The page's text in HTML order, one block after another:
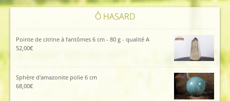
Ô HASARD
Pointe de citrine à fantômes 6 cm - 80 g - qualité A
52,00€
Sphère d'amazonite polie 6 cm
68,00€